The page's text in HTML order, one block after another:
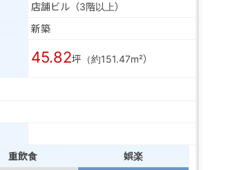
店舗ビル（3階以上）
新築
45.82坪（約151.47m²）
重飲食
娯楽